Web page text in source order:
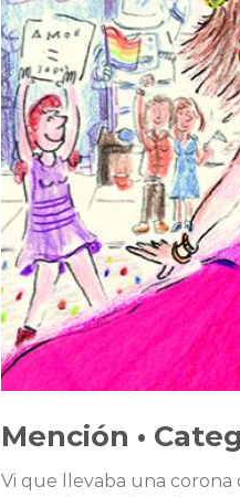
Mención •
Vi que llevaba una corona